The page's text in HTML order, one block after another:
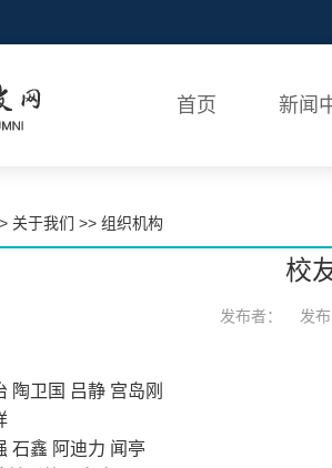
首页 新闻
关于我们 >> 组织机构
校
发布者： 发
陶卫国 吕静 宫岛刚
石鑫 阿迪力 闻亭